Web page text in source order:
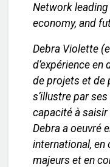
Network
economy, and
Debra Violette
d’expérience
de projets et de
s’illustre par
capacité à
Debra a oeuvré
international, en
majeurs et en